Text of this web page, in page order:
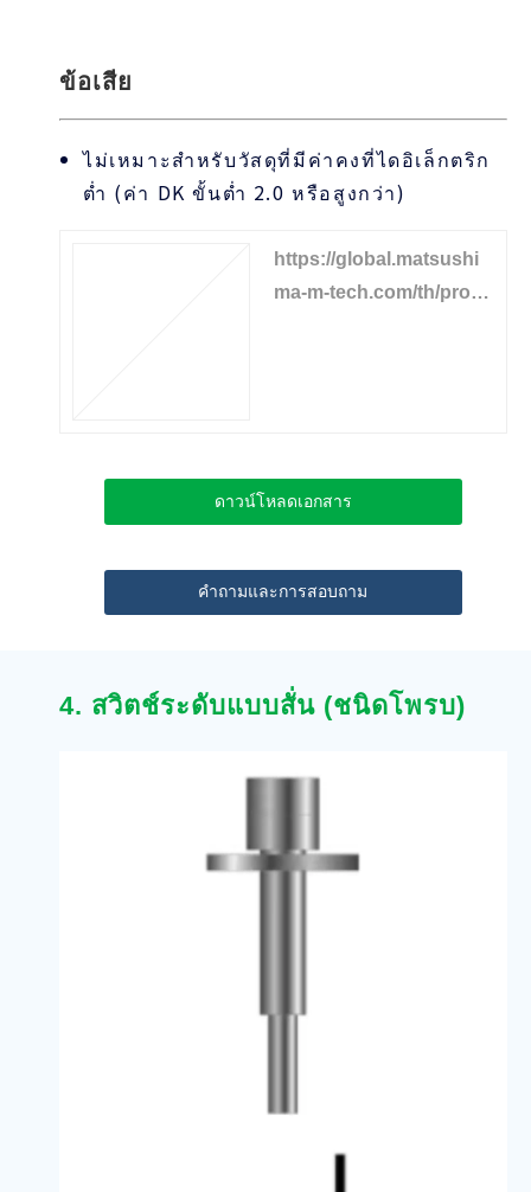
ข้อเสีย
ไม่เหมาะสำหรับวัสดุที่มีค่าคงที่ไดอิเล็กตริก
ต่ำ (ค่า DK ขั้นต่ำ 2.0 หรือสูงกว่า)
https://global.matsushi
ma-m-tech.com/th/produ
ดาวน์โหลดเอกสาร
คำถามและการสอบถาม
4. สวิตช์ระดับแบบสั่น (ชนิดโพรบ)